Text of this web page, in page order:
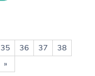
35 36 37
38
»